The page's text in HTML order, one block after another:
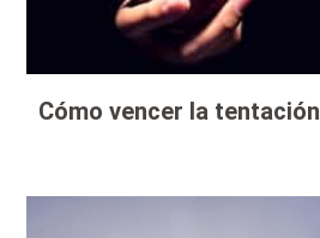
Cómo vencer la tentación